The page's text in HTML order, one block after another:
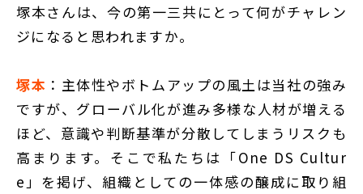
塚本さんは、今の第一三共にとって何がチャレン
ジになると思われますか。
塚本 ：主体性やボトムアップの風土は当社の強み
ですが、グローバル化が進み多様な人材が増える
ほど、意識や判断基準が分散してしまうリスクも
高まります。そこで私たちは「One DS Cultur
e」を掲げ、組織としての一体感の醸成に取り組